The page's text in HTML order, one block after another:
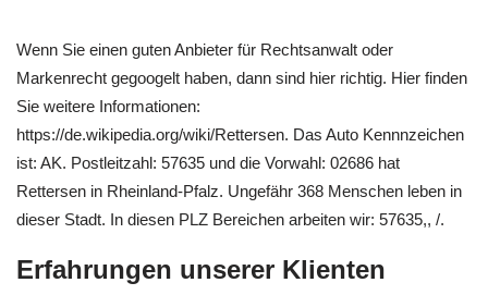
Wenn Sie einen guten Anbieter für Rechtsanwalt oder
Markenrecht gegoogelt haben, dann sind hier richtig. Hier finden
Sie weitere Informationen:
https://de.wikipedia.org/wiki/Rettersen. Das Auto Kennnzeichen
ist: AK. Postleitzahl: 57635 und die Vorwahl: 02686 hat
Rettersen in Rheinland-Pfalz. Ungefähr 368 Menschen leben in
dieser Stadt. In diesen PLZ Bereichen arbeiten wir: 57635,, /.
Erfahrungen unserer Klienten